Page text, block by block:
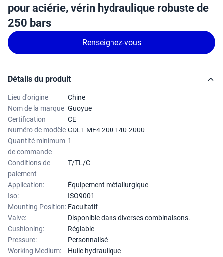
pour aciérie, vérin hydraulique robuste de
250 bars
Renseignez-vous
Détails du produit
Lieu d'origine
Chine
Nom de la marque Guoyue
Certification
CE
Numéro de modèle CDL1 MF4 200 140-2000
Quantité minimum
de commande
1
Conditions de
paiement
T/TL/C
Application:
Équipement métallurgique
Iso:
ISO9001
Mounting Position: Facultatif
Valve:
Disponible dans diverses combinaisons.
Cushioning:
Réglable
Pressure:
Personnalisé
Working Medium:
Huile hydraulique